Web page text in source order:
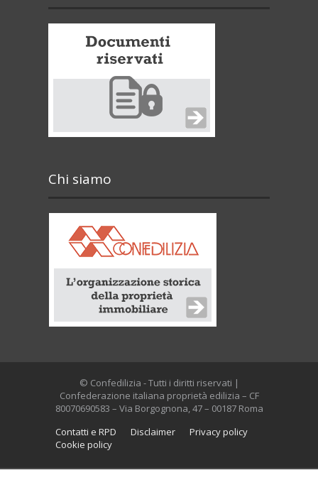
Chi siamo
© Confedilizia - Tutti i diritti riservati |
Confederazione italiana proprietà edilizia – CF
80070690583 – Via Borgognona, 47 – 00187 Roma
Contatti e RPD
Disclaimer
Privacy policy
Cookie policy